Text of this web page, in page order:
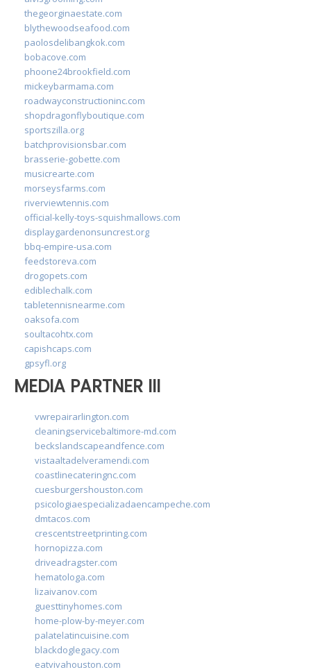
thegeorginaestate.com
blythewoodseafood.com
paolosdelibangkok.com
bobacove.com
phoone24brookfield.com
mickeybarmama.com
roadwayconstructioninc.com
shopdragonflyboutique.com
sportszilla.org
batchprovisionsbar.com
brasserie-gobette.com
musicrearte.com
morseysfarms.com
riverviewtennis.com
official-kelly-toys-squishmallows.com
displaygardenonsuncrest.org
bbq-empire-usa.com
feedstoreva.com
drogopets.com
ediblechalk.com
tabletennisnearme.com
oaksofa.com
soultacohtx.com
capishcaps.com
gpsyfl.org
MEDIA PARTNER III
vwrepairarlington.com
cleaningservicebaltimore-md.com
beckslandscapeandfence.com
vistaaltadelveramendi.com
coastlinecateringnc.com
cuesburgershouston.com
psicologiaespecializadaencampeche.com
dmtacos.com
crescentstreetprinting.com
hornopizza.com
driveadragster.com
hematologa.com
lizaivanov.com
guesttinyhomes.com
home-plow-by-meyer.com
palatelatincuisine.com
blackdoglegacy.com
eatvivahouston.com